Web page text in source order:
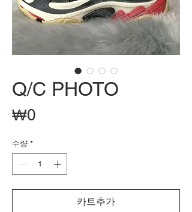
Q/C PHOTO
₩0가
수량 *
카트추가